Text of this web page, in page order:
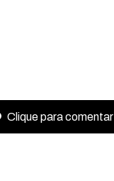
Clique para comentar